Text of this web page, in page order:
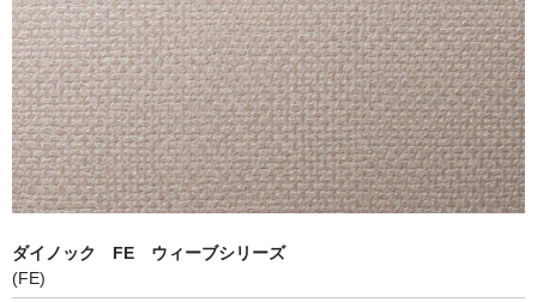
浴室（水廻り）工事向け
カーラッピング向け
スキージー/スキージーカバー
接着剤/糊落とし/テープ類
お問い合せ
ダイノック FE ウィーブシリーズ
(FE)